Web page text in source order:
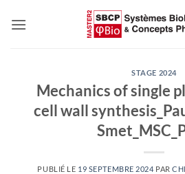
STAGE 2024
Mechanics of single
cell wall
PUBLIÉ LE 19 SEPTEMBRE 2024 PAR